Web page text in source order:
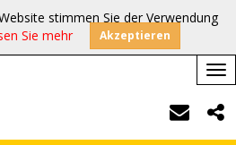
stimmen Sie der Verwendung
Sie mehr Akzeptieren